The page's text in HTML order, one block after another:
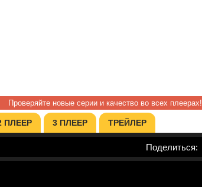
Проверяйте новые серии и качество во всех плеерах!
ПЛЕЕР 3 ПЛЕЕР ТРЕЙЛЕР